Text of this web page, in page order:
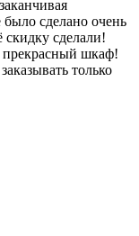
сделано очень
сделали!
прекрасный шкаф!
только